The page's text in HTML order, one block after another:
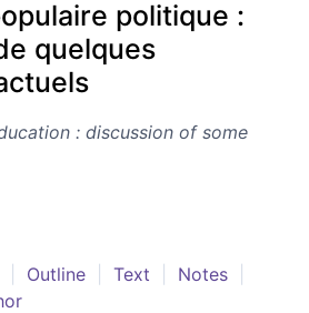
politique :
quelques
: discussion of some
Outline Text
Notes